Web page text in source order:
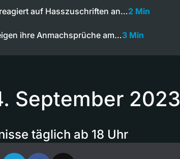
auf Hasszuschriften an…2 Min
ihre Anmachsprüche am…3 Min
September 2023
täglich ab 18 Uhr